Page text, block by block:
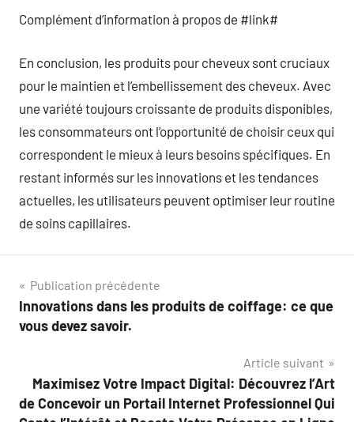
Complément d’information à propos de #link#
En conclusion, les produits pour cheveux sont cruciaux
pour le maintien et l’embellissement des cheveux. Avec
une variété toujours croissante de produits disponibles,
les consommateurs ont l’opportunité de choisir ceux qui
correspondent le mieux à leurs besoins spécifiques. En
restant informés sur les innovations et les tendances
actuelles, les utilisateurs peuvent optimiser leur routine
de soins capillaires.
Navigation
de
Publication précédente
Innovations dans les produits de coiffage: ce que
vous devez savoir.
Article suivant
Maximisez Votre Impact Digital: Découvrez l’Art
de Concevoir un Portail Internet Professionnel Qui